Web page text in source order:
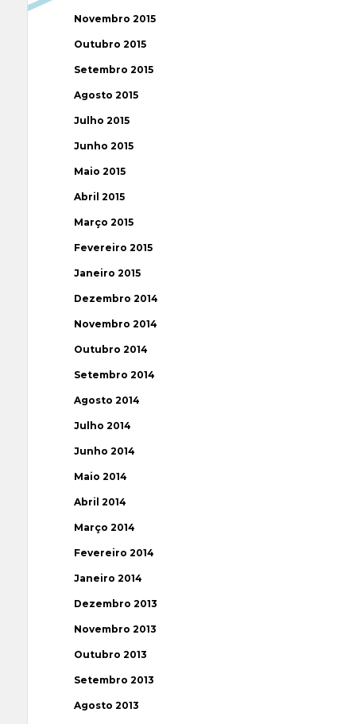
Novembro 2015
Outubro 2015
Setembro 2015
Agosto 2015
Julho 2015
Junho 2015
Maio 2015
Abril 2015
Março 2015
Fevereiro 2015
Janeiro 2015
Dezembro 2014
Novembro 2014
Outubro 2014
Setembro 2014
Agosto 2014
Julho 2014
Junho 2014
Maio 2014
Abril 2014
Março 2014
Fevereiro 2014
Janeiro 2014
Dezembro 2013
Novembro 2013
Outubro 2013
Setembro 2013
Agosto 2013